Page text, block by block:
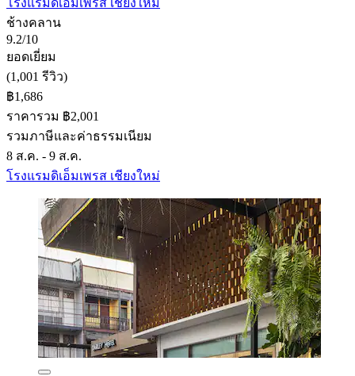
โรงแรมดิเอ็มเพรส เชียงใหม่
ช้างคลาน
9.2/10
ยอดเยี่ยม
(1,001 รีวิว)
฿1,686
ราคารวม ฿2,001
รวมภาษีและค่าธรรมเนียม
8 ส.ค. - 9 ส.ค.
โรงแรมดิเอ็มเพรส เชียงใหม่